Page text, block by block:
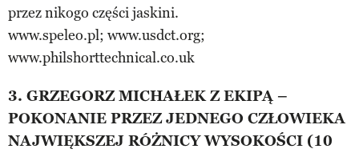
przez nikogo części jaskini.
www.speleo.pl; www.usdct.org;
www.philshorttechnical.co.uk
3. GRZEGORZ MICHAŁEK Z EKIPĄ –
POKONANIE PRZEZ JEDNEGO CZŁOWIEKA
NAJWIĘKSZEJ RÓŻNICY WYSOKOŚCI (10